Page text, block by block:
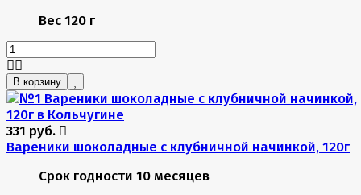
Вес 120 г
В корзину
331 руб.
Вареники шоколадные с клубничной начинкой, 120г
Срок годности 10 месяцев